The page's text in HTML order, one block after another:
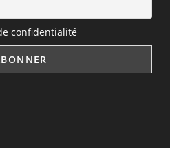
confidentialité